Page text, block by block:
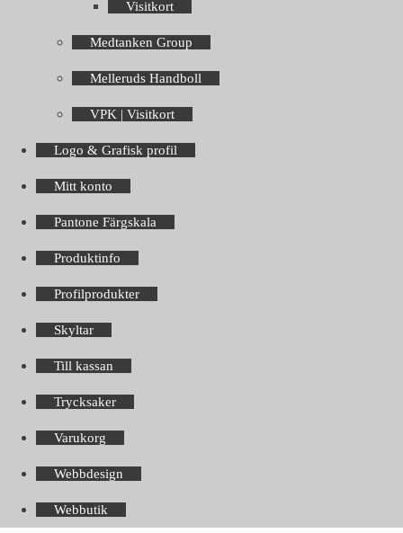
Visitkort
Medtanken Group
Melleruds Handboll
VPK | Visitkort
Logo & Grafisk profil
Mitt konto
Pantone Färgskala
Produktinfo
Profilprodukter
Skyltar
Till kassan
Trycksaker
Varukorg
Webbdesign
Webbutik